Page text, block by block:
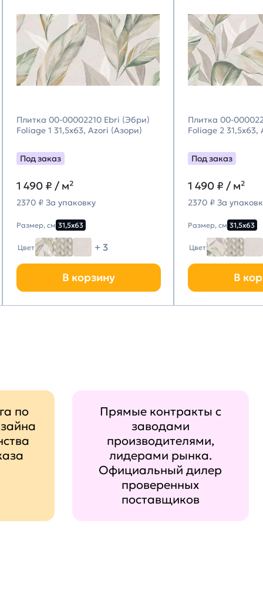
Плитка 00-00002210 Ebri (Эбри)
Foliage 1 31,5х63, Azori (Азори)
Под заказ
1 490 ₽ / м²
2370 ₽ За упаковку
Размер, см 31,5х63
Цвет + 3
В корзину
Плитка 00-
Foliage 2
Под заказ
1 490 ₽ / м²
2370 ₽ За
Размер, см 31,5х63
Цвет
В
по
Прямые контракты с
заводами
производителями,
лидерами рынка.
Официальный дилер
проверенных
поставщиков